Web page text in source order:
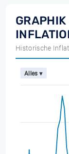
Historische
Alles ▾